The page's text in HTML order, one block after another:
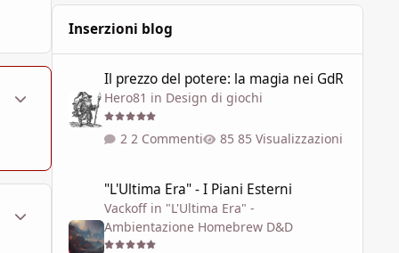
Statistiche Autore
Statistiche Autore
Inserzioni blog
Il prezzo del potere: la magia nei GdR
Hero81 in Design di giochi
2 Commenti 85 Visualizzazioni
"L'Ultima Era" - I Piani Esterni
Vackoffin "L'Ultima Era" -
Ambientazione Homebrew D&D